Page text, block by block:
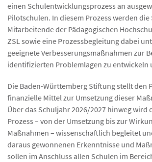
einen Schulentwicklungsprozess an
Pilotschulen. In diesem Prozess werden
Mitarbeitende der Pädagogischen
ZSL sowie eine Prozessbegleitung dabei
geeignete Verbesserungsmaßnahmen zur
identifizierten Problemlagen zu entwickeln
Die Baden-Württemberg Stiftung stellt den
finanzielle Mittel zur Umsetzung dieser
Über das Schuljahr 2026/2027 hinweg wird
Prozess – von der Umsetzung bis zur
Maßnahmen – wissenschaftlich begleitet
daraus gewonnenen Erkenntnisse und
sollen im Anschluss allen Schulen im